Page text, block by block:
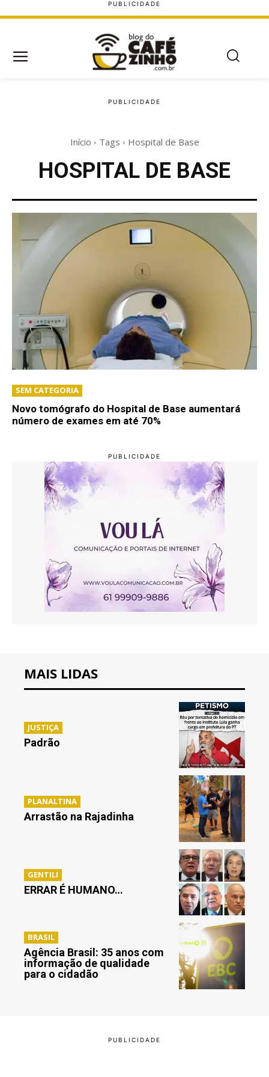
Início Tags Hospital de Base
HOSPITAL DE BASE
SEM CATEGORIA
Novo tomógrafo do Hospital de Base aumentará
número de exames em até 70%
MAIS LIDAS
JUSTIÇA
Padrão
PLANALTINA
Arrastão na Rajadinha
GENTILI
ERRAR É HUMANO…
BRASIL
Agência Brasil: 35 anos com
informação de qualidade
para o cidadão